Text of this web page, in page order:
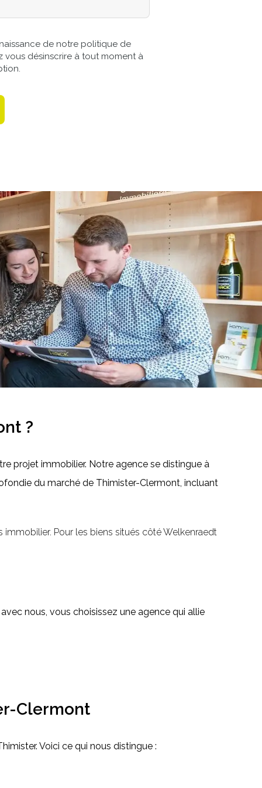
de notre politique de
vous désinscrire à tout moment à
?
projet immobilier. Notre agence se distingue à
du marché de Thimister-Clermont, incluant
Pour les biens situés côté Welkenraedt
nous, vous choisissez une agence qui allie
Clermont
Voici ce qui nous distingue :